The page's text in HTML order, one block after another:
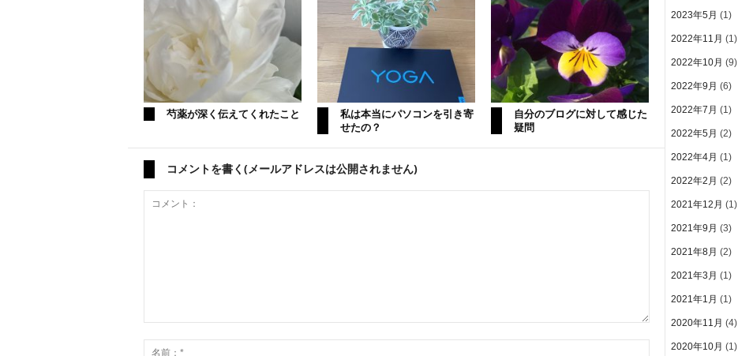
芍薬が深く伝えてくれたこと
私は本当にパソコンを引き寄
せたの？
自分のブログに対して感じた
疑問
コメントを書く(メールアドレスは公開されません)
2023年5月 (1)
2022年11月 (1)
2022年10月 (9)
2022年9月 (6)
2022年7月 (1)
2022年5月 (2)
2022年4月 (1)
2022年2月 (2)
2021年12月 (1)
2021年9月 (3)
2021年8月 (2)
2021年3月 (1)
2021年1月 (1)
2020年11月 (4)
2020年10月 (1)